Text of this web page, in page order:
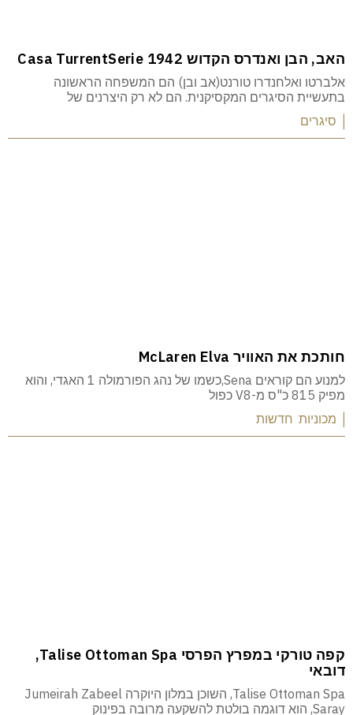
האב, הבן ואנדרס הקדוש Casa TurrentSerie 1942
אלברטו ואלחנדרו טורנט(אב ובן) הם המשפחה הראשונה
בתעשיית הסיגרים המקסיקנית. הם לא רק היצרנים של
| סיגרים
חותכת את האוויר McLaren Elva
למנוע הם קוראים Sena,כשמו של נהג הפורמולה 1 האגדי, והוא
מפיק 815 כ"ס מ-V8 כפול
| מכוניות חדשות
קפה טורקי במפרץ הפרסי Talise Ottoman Spa,
דובאי
Talise Ottoman Spa, השוכן במלון היוקרה Jumeirah Zabeel
Saray, הוא דוגמה בולטת להשקעה מרובה בפינוק